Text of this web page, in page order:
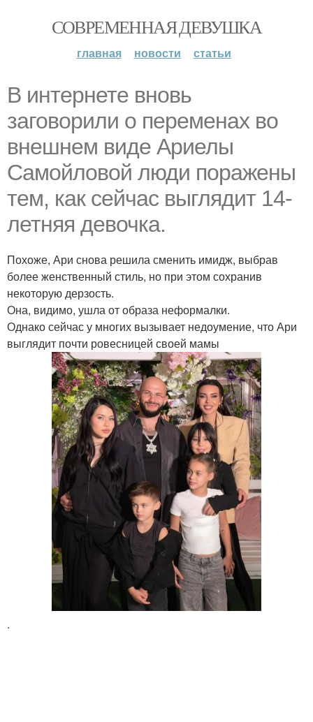
СОВРЕМЕННАЯ ДЕВУШКА
главная новости статьи
В интернете вновь
заговорили о переменах во
внешнем виде Ариелы
Самойловой люди поражены
тем, как сейчас выглядит 14-
летняя девочка.
Похоже, Ари снова решила сменить имидж, выбрав
более женственный стиль, но при этом сохранив
некоторую дерзость.
Она, видимо, ушла от образа неформалки.
Однако сейчас у многих вызывает недоумение, что Ари
выглядит почти ровесницей своей мамы
.